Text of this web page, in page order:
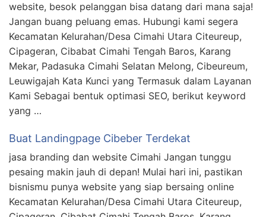
website, besok pelanggan bisa datang dari mana saja!
Jangan buang peluang emas. Hubungi kami segera
Kecamatan Kelurahan/Desa Cimahi Utara Citeureup,
Cipageran, Cibabat Cimahi Tengah Baros, Karang
Mekar, Padasuka Cimahi Selatan Melong, Cibeureum,
Leuwigajah Kata Kunci yang Termasuk dalam Layanan
Kami Sebagai bentuk optimasi SEO, berikut keyword
yang …
Buat Landingpage Cibeber Terdekat
jasa branding dan website Cimahi Jangan tunggu
pesaing makin jauh di depan! Mulai hari ini, pastikan
bisnismu punya website yang siap bersaing online
Kecamatan Kelurahan/Desa Cimahi Utara Citeureup,